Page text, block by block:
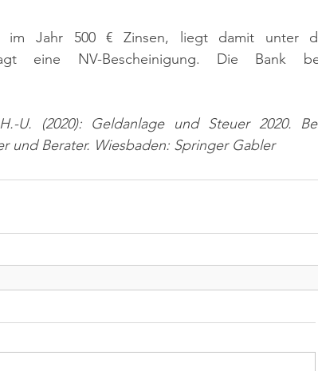
im Jahr 500 € Zinsen, liegt damit unter
eine NV-Bescheinigung. Die Bank
U. (2020): Geldanlage und Steuer 2020.
und Berater. Wiesbaden: Springer Gabler